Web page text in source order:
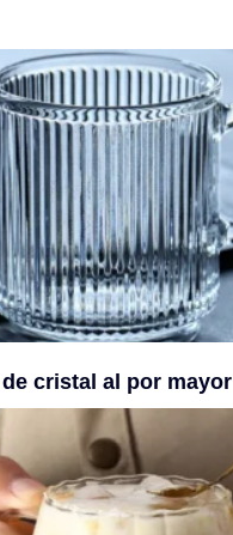
de cristal al por mayor